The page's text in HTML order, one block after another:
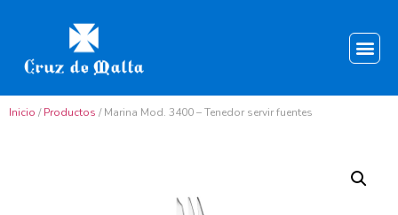
Inicio /Productos / Marina Mod. 3400 – Tenedor servir fuentes